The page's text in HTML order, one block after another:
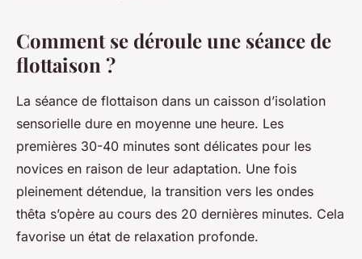
Comment se déroule une séance de
flottaison ?
La séance de flottaison dans un caisson d’isolation
sensorielle dure en moyenne une heure. Les
premières 30-40 minutes sont délicates pour les
novices en raison de leur adaptation. Une fois
pleinement détendue, la transition vers les ondes
thêta s’opère au cours des 20 dernières minutes. Cela
favorise un état de relaxation profonde.